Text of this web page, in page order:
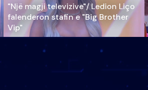
"Një magji televizive"/ Ledion Liço
falenderon stafin e "Big Brother
Vip"